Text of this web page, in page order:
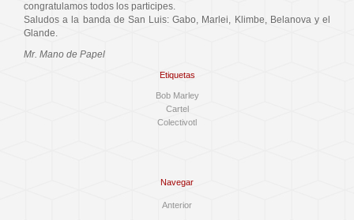
congratulamos todos los participes.
Saludos a la banda de San Luis: Gabo, Marlei, Klimbe, Belanova y el
Glande.
Mr. Mano de Papel
Etiquetas
Bob Marley
Cartel
Colectivotl
Navegar
Anterior